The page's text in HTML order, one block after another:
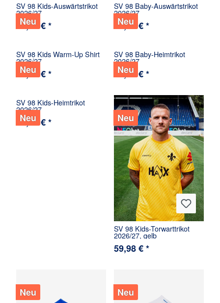
Neu
SV 98 Kids-Auswärtstrikot
2026/27
59,98 € * Neu
SV 98 Baby-Auswärtstrikot
2026/27
39,98 € *
Neu
SV 98 Kids Warm-Up Shirt
2026/27
54,98 € * Neu
SV 98 Baby-Heimtrikot
2026/27
39,98 € *
Neu
SV 98 Kids-Heimtrikot
2026/27
59,98 € * Neu
SV 98 Kids-Torwarttrikot
2026/27, gelb
59,98 € *
Neu Neu